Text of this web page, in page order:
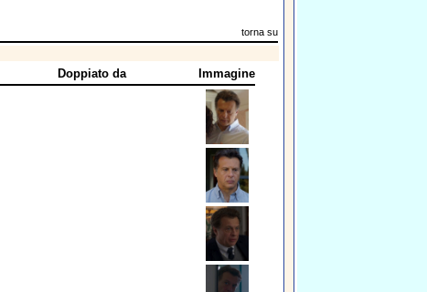
torna su
Doppiato da Immagine